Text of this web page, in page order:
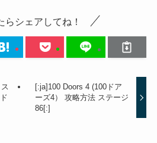
らシェアしてね！
[:ja]100 Doors 4 (100ドア
ーズ4） 攻略方法 ステージ
86[:]